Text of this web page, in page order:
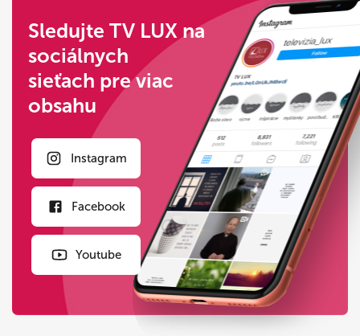
Sledujte TV LUX na
sociálnych
sieťach pre viac
obsahu
Instagram
Facebook
Youtube